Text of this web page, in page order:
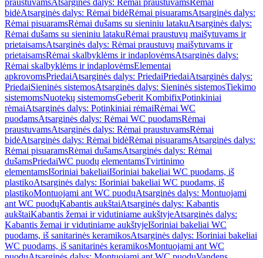
praustuvamsAtsarginės dalys: Rėmai praustuvamsRėmai
bidėAtsarginės dalys: Rėmai bidėRėmai pisuaramsAtsarginės dalys:
Rėmai pisuaramsRėmai dušams su sieniniu latakuAtsarginės dalys:
Rėmai dušams su sieniniu latakuRėmai praustuvų maišytuvams ir
prietaisamsAtsarginės dalys: Rėmai praustuvų maišytuvams ir
prietaisamsRėmai skalbyklėms ir indaplovėmsAtsarginės dalys:
Rėmai skalbyklėms ir indaplovėmsElementai
apkrovomsPriedaiAtsarginės dalys: PriedaiPriedaiAtsarginės dalys:
PriedaiSieninės sistemosAtsarginės dalys: Sieninės sistemosTiekimo
sistemomsNuotekų sistemomsGeberit KombifixPotinkiniai
rėmaiAtsarginės dalys: Potinkiniai rėmaiRėmai WC
puodamsAtsarginės dalys: Rėmai WC puodamsRėmai
praustuvamsAtsarginės dalys: Rėmai praustuvamsRėmai
bidėAtsarginės dalys: Rėmai bidėRėmai pisuaramsAtsarginės dalys:
Rėmai pisuaramsRėmai dušamsAtsarginės dalys: Rėmai
dušamsPriedaiWC puodų elementamsTvirtinimo
elementamsIšoriniai bakeliaiIšoriniai bakeliai WC puodams, iš
plastikoAtsarginės dalys: Išoriniai bakeliai WC puodams, iš
plastikoMontuojami ant WC puodųAtsarginės dalys: Montuojami
ant WC puodųKabantis aukštaiAtsarginės dalys: Kabantis
aukštaiKabantis žemai ir vidutiniame aukštyjeAtsarginės dalys:
Kabantis žemai ir vidutiniame aukštyjeIšoriniai bakeliai WC
puodams, iš sanitarinės keramikosAtsarginės dalys: Išoriniai bakeliai
WC puodams, iš sanitarinės keramikosMontuojami ant WC